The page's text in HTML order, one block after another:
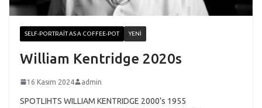
SELF-PORTRAIT AS A COFFEE-POT YENI
William Kentridge 2020s
16 Kasım 2024 admin
SPOTLIHTS WILLIAM KENTRIDGE 2000’s 1955